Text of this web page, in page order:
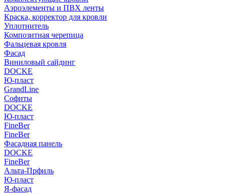
Аэроэлементы и ПВХ ленты
Краска, корректор для кровли
Уплотнитель
Композитная черепица
Фальцевая кровля
Фасад
Виниловый сайдинг
DOCKE
Ю-пласт
GrandLine
Софиты
DOCKE
Ю-пласт
FineBer
FineBer
Фасадная панель
DOCKE
FineBer
Альта-Прфиль
Ю-пласт
Я-фасад